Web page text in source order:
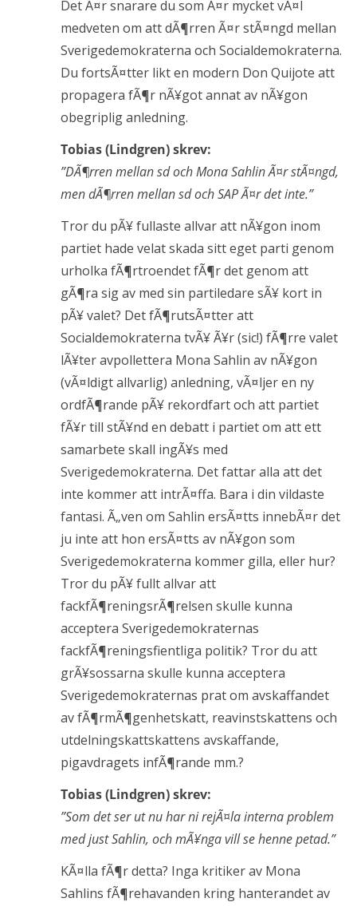
Det Ã¤r snarare du som Ã¤r mycket vÃ¤l
medveten om att dÃ¶rren Ã¤r stÃ¤ngd mellan
Sverigedemokraterna och Socialdemokraterna.
Du fortsÃ¤tter likt en modern Don Quijote att
propagera fÃ¶r nÃ¥got annat av nÃ¥gon
obegriplig anledning.
Tobias (Lindgren) skrev:
”DÃ¶rren mellan sd och Mona Sahlin Ã¤r stÃ¤ngd,
men dÃ¶rren mellan sd och SAP Ã¤r det inte.”
Tror du pÃ¥ fullaste allvar att nÃ¥gon inom
partiet hade velat skada sitt eget parti genom
urholka fÃ¶rtroendet fÃ¶r det genom att
gÃ¶ra sig av med sin partiledare sÃ¥ kort in
pÃ¥ valet? Det fÃ¶rutsÃ¤tter att
Socialdemokraterna tvÃ¥ Ã¥r (sic!) fÃ¶rre valet
lÃ¥ter avpollettera Mona Sahlin av nÃ¥gon
(vÃ¤ldigt allvarlig) anledning, vÃ¤ljer en ny
ordfÃ¶rande pÃ¥ rekordfart och att partiet
fÃ¥r till stÃ¥nd en debatt i partiet om att ett
samarbete skall ingÃ¥s med
Sverigedemokraterna. Det fattar alla att det
inte kommer att intrÃ¤ffa. Bara i din vildaste
fantasi. Ã„ven om Sahlin ersÃ¤tts innebÃ¤r det
ju inte att hon ersÃ¤tts av nÃ¥gon som
Sverigedemokraterna kommer gilla, eller hur?
Tror du pÃ¥ fullt allvar att
fackfÃ¶reningsrÃ¶relsen skulle kunna
acceptera Sverigedemokraternas
fackfÃ¶reningsfientliga politik? Tror du att
grÃ¥sossarna skulle kunna acceptera
Sverigedemokraternas prat om avskaffandet
av fÃ¶rmÃ¶genhetskatt, reavinstskattens och
utdelningskattskattens avskaffande,
pigavdragets infÃ¶rande mm.?
Tobias (Lindgren) skrev:
”Som det ser ut nu har ni rejÃ¤la interna problem
med just Sahlin, och mÃ¥nga vill se henne petad.”
KÃ¤lla fÃ¶r detta? Inga kritiker av Mona
Sahlins fÃ¶rehavanden kring hanterandet av